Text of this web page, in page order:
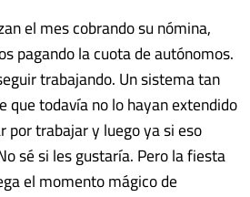
el mes cobrando su nómina,
pagando la cuota de autónomos.
trabajando. Un sistema tan
que todavía no lo hayan extendido
por trabajar y luego ya si eso
sé si les gustaría. Pero la fiesta
el momento mágico de